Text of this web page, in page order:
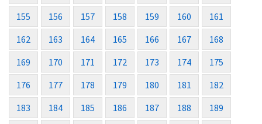
155
156 157 158 159 160
161
162
163 164 165 166 167
168
169
170 171 172 173 174
175
176
177 178 179 180 181
182
183
184 185 186 187 188
189